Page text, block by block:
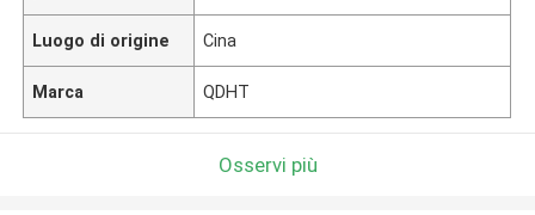
Luogo di origine Cina
Marca QDHT
Osservi più